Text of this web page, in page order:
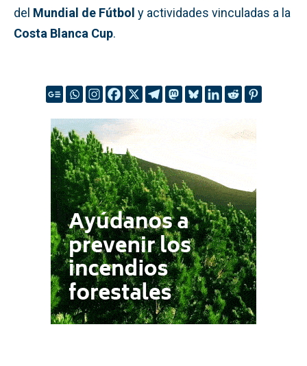
del Mundial de Fútbol y actividades vinculadas a la
Costa Blanca Cup.